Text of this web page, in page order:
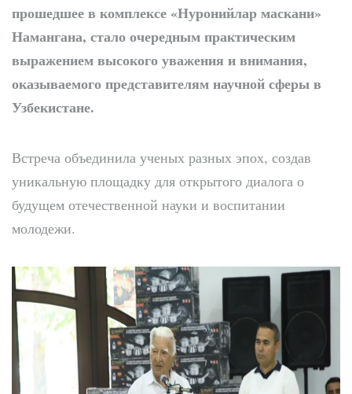
прошедшее в комплексе «Нуронийлар маскани»
Намангана, стало очередным практическим
выражением высокого уважения и внимания,
оказываемого представителям научной сферы в
Узбекистане.
Встреча объединила ученых разных эпох, создав
уникальную площадку для открытого диалога о
будущем отечественной науки и воспитании
молодежи.